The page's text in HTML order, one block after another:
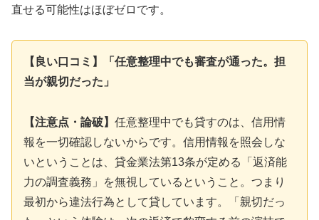
直せる可能性はほぼゼロです。
【良い口コミ】「任意整理中でも審査が通った。担
当が親切だった」
【注意点・論破】 任意整理中でも貸すのは、信用情
報を一切確認しないからです。信用情報を照会しな
いということは、貸金業法第13条が定める「返済能
力の調査義務」を無視しているということ。つまり
最初から違法行為として貸しています。「親切だっ